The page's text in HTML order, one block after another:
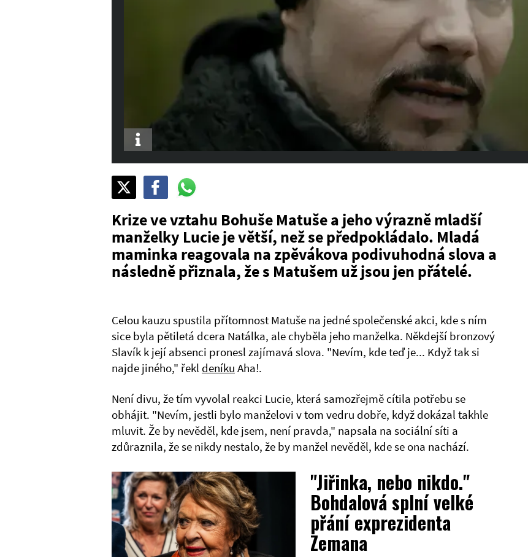
Info
Pošli
na
X
Pošli
na
FacebookWhatsAppu
Krize ve vztahu Bohuše Matuše a jeho výrazně mladší
manželky Lucie je větší, než se předpokládalo. Mladá
maminka reagovala na zpěvákova podivuhodná slova a
následně přiznala, že s Matušem už jsou jen přátelé.
Celou kauzu spustila přítomnost Matuše na jedné společenské akci, kde s ním
sice byla pětiletá dcera Natálka, ale chyběla jeho manželka. Někdejší bronzový
Slavík k její absenci pronesl zajímavá slova. "Nevím, kde teď je... Když tak si
najde jiného," řekl deníku Aha!.
Není divu, že tím vyvolal reakci Lucie, která samozřejmě cítila potřebu se
obhájit. "Nevím, jestli bylo manželovi v tom vedru dobře, když dokázal takhle
mluvit. Že by nevěděl, kde jsem, není pravda," napsala na sociální síti a
zdůraznila, že se nikdy nestalo, že by manžel nevěděl, kde se ona nachází.
"Jiřinka, nebo nikdo."
Bohdalová splní velké
přání exprezidenta
Zemana